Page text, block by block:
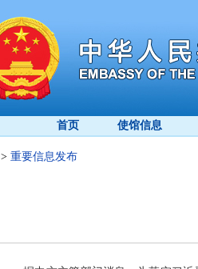
首页 使馆信息
> 重要信息发布